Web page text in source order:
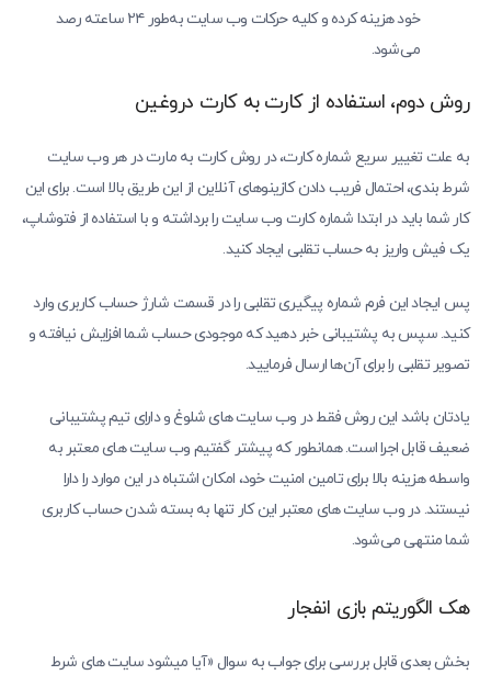
خود هزینه کرده و کلیه حرکات وب سایت به‌طور ۲۴ ساعته رصد
می‌شود.
روش دوم، استفاده از کارت به کارت دروغین
به علت تغییر سریع شماره کارت، در روش کارت به مارت در هر وب سایت
شرط بندی، احتمال فریب دادن کازینوهای آنلاین از این طریق بالا است. برای این
کار شما باید در ابتدا شماره کارت وب سایت را برداشته و با استفاده از فتوشاپ،
یک فیش واریز به حساب تقلبی ایجاد کنید.
پس ایجاد این فرم شماره پیگیری تقلبی را در قسمت شارژ حساب کاربری وارد
کنید. سپس به پشتیبانی خبر دهید که موجودی حساب شما افزایش نیافته و
تصویر تقلبی را برای آن‌ها ارسال فرمایید.
یادتان باشد این روش فقط در وب سایت های شلوغ و دارای تیم پشتیبانی
ضعیف قابل اجرا است. همانطور که پیشتر گفتیم وب سایت های معتبر به
واسطه هزینه بالا برای تامین امنیت خود، امکان اشتباه در این موارد را دارا
نیستند. در وب سایت های معتبر این کار تنها به بسته شدن حساب کاربری
شما منتهی می‌شود.
هک الگوریتم بازی انفجار
بخش بعدی قابل بررسی برای جواب به سوال «آیا میشود سایت های شرط